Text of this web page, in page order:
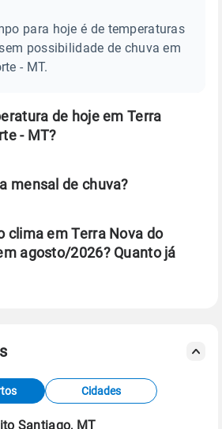
para hoje é de temperaturas
possibilidade de chuva em
- MT.
de hoje em Terra
- MT?
mensal de chuva?
dados de reanálise ERA5.
clima em Terra Nova do
agosto/2026? Quanto já
de estações
do Centro de Previsão
Climáticos (CPTEC).
Cidades
Santiago, MT